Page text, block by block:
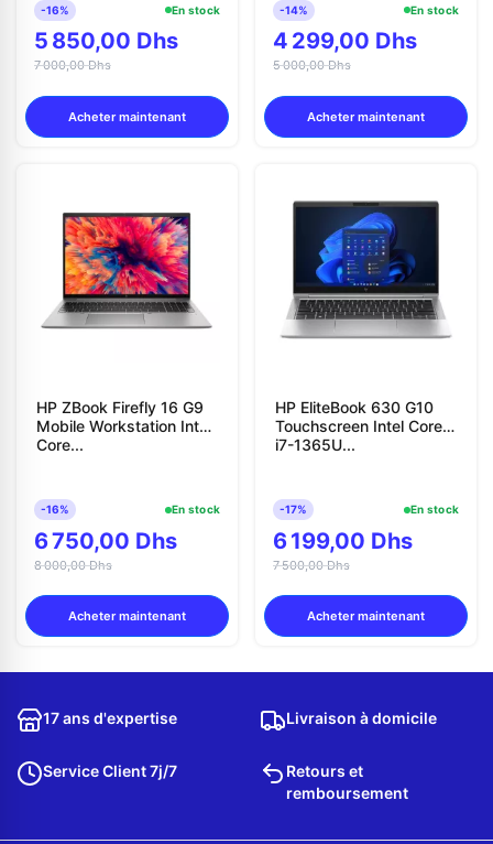
-16% En stock
5 850,00 Dhs
7 000,00 Dhs
Acheter maintenant
-14% En stock
4 299,00 Dhs
5 000,00 Dhs
Acheter maintenant
HP ZBook Firefly 16 G9
Mobile Workstation Intel
Core...
-16% En stock
6 750,00 Dhs
8 000,00 Dhs
Acheter maintenant
HP EliteBook 630 G10
Touchscreen Intel Core
i7-1365U...
-17% En stock
6 199,00 Dhs
7 500,00 Dhs
Acheter maintenant
17 ans d'expertise Livraison à domicile
Service Client 7j/7
Retours et
remboursement